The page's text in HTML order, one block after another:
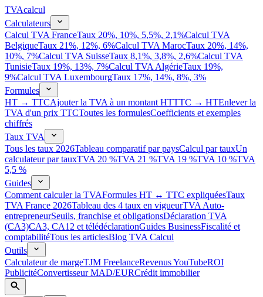
TVAcalcul
Calculateurs
Calcul TVA FranceTaux 20%, 10%, 5,5%, 2,1%Calcul TVA
BelgiqueTaux 21%, 12%, 6%Calcul TVA MarocTaux 20%, 14%,
10%, 7%Calcul TVA SuisseTaux 8,1%, 3,8%, 2,6%Calcul TVA
TunisieTaux 19%, 13%, 7%Calcul TVA AlgérieTaux 19%,
9%Calcul TVA LuxembourgTaux 17%, 14%, 8%, 3%
Formules
HT → TTCAjouter la TVA à un montant HTTTC → HTEnlever la
TVA d'un prix TTCToutes les formulesCoefficients et exemples
chiffrés
Taux TVA
Tous les taux 2026Tableau comparatif par paysCalcul par tauxUn
calculateur par tauxTVA 20 %TVA 21 %TVA 19 %TVA 10 %TVA
5,5 %
Guides
Comment calculer la TVAFormules HT ↔ TTC expliquéesTaux
TVA France 2026Tableau des 4 taux en vigueurTVA Auto-
entrepreneurSeuils, franchise et obligationsDéclaration TVA
(CA3)CA3, CA12 et télédéclarationGuides BusinessFiscalité et
comptabilitéTous les articlesBlog TVA Calcul
Outils
Calculateur de margeTJM FreelanceRevenus YouTubeROI
PublicitéConvertisseur MAD/EURCrédit immobilier